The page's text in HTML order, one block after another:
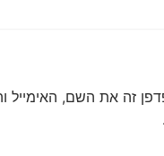
זה את השם, האימייל